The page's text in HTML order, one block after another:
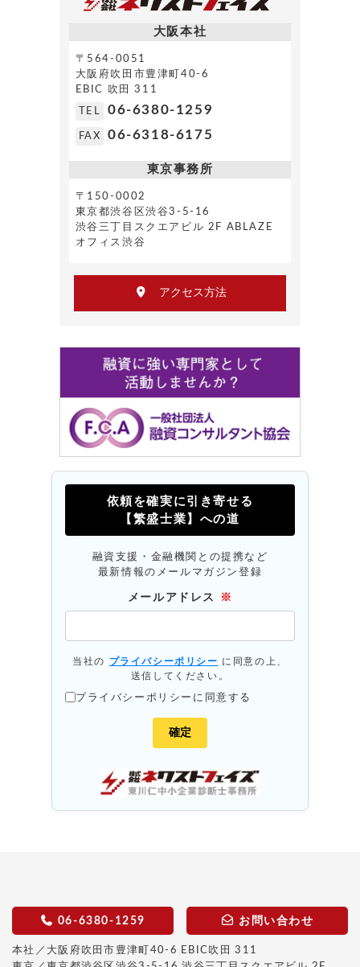
大阪本社
〒564-0051
大阪府吹田市豊津町40-6
EBIC 吹田 311
TEL 06-6380-1259
FAX 06-6318-6175
東京事務所
〒150-0002
東京都渋谷区渋谷3-5-16
渋谷三丁目スクエアビル 2F ABLAZE
オフィス渋谷
アクセス方法
依頼を確実に引き寄せる
【繁盛士業】への道
融資支援・金融機関との提携など
最新情報のメールマガジン登録
メールアドレス ※
当社の プライバシーポリシー に同意の上、
送信してください。
プライバシーポリシーに同意する
06-6380-1259 お問い合わせ
本社／大阪府吹田市豊津町40-6 EBIC吹田 311